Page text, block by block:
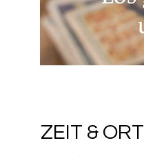
ZEIT & ORT